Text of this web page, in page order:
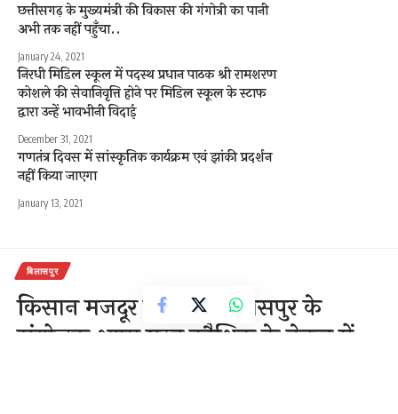
छत्तीसगढ़ के मुख्यमंत्री की विकास की गंगोत्री का पानी
अभी तक नहीं पहुँचा..
January 24, 2021
निरधी मिडिल स्कूल में पदस्थ प्रधान पाठक श्री रामशरण
कोशले की सेवानिवृत्ति होने पर मिडिल स्कूल के स्टाफ
द्वारा उन्हें भावभीनी विदाई
December 31, 2021
गणतंत्र दिवस में सांस्कृतिक कार्यक्रम एवं झांकी प्रदर्शन
नहीं किया जाएगा
January 13, 2021
बिलासपुर
किसान मजदूर महासंघ बिलासपुर के
संयोजक श्याम मूरत कौशिक के नेतृत्व में